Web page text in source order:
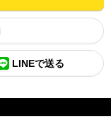
LINEで送る